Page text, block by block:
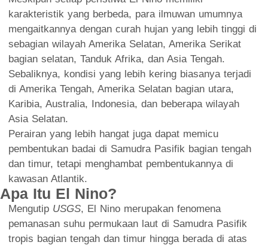
karakteristik yang berbeda, para ilmuwan umumnya
mengaitkannya dengan curah hujan yang lebih tinggi di
sebagian wilayah Amerika Selatan, Amerika Serikat
bagian selatan, Tanduk Afrika, dan Asia Tengah.
Sebaliknya, kondisi yang lebih kering biasanya terjadi
di Amerika Tengah, Amerika Selatan bagian utara,
Karibia, Australia, Indonesia, dan beberapa wilayah
Asia Selatan.
Perairan yang lebih hangat juga dapat memicu
pembentukan badai di Samudra Pasifik bagian tengah
dan timur, tetapi menghambat pembentukannya di
kawasan Atlantik.
Apa Itu El Nino?
Mengutip USGS, El Nino merupakan fenomena
pemanasan suhu permukaan laut di Samudra Pasifik
tropis bagian tengah dan timur hingga berada di atas